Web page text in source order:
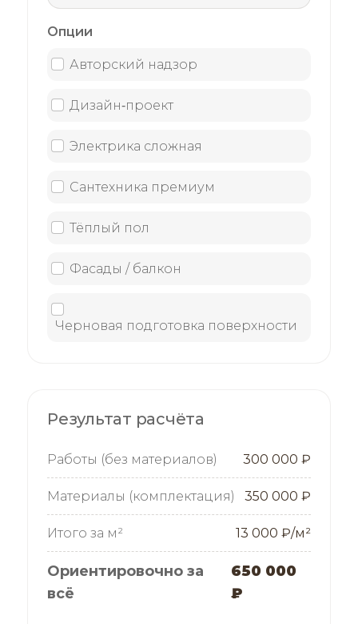
Опции
Авторский надзор
Дизайн‑проект
Электрика сложная
Сантехника премиум
Тёплый пол
Фасады / балкон
Черновая подготовка поверхности
Результат расчёта
Работы (без материалов) 300 000 ₽
Материалы (комплектация) 350 000 ₽
Итого за м² 13 000 ₽/м²
Ориентировочно за
всё
650 000
₽